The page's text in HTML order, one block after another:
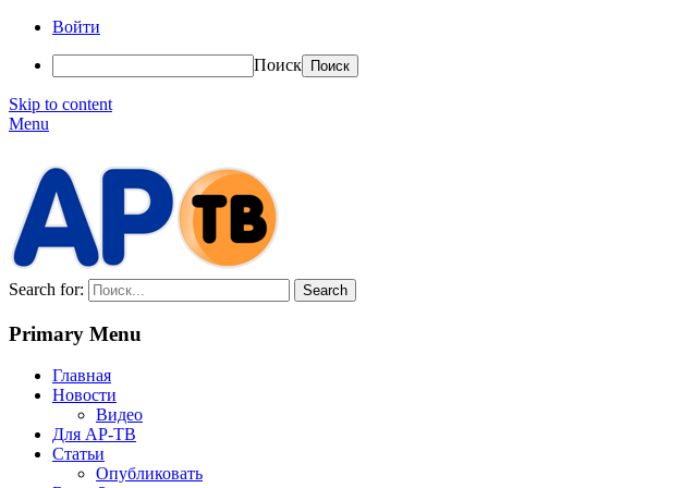
Войти
Поиск
Skip to content
Menu
Search for:
Primary Menu
Главная
Новости
Видео
Для АР-ТВ
Статьи
Опубликовать